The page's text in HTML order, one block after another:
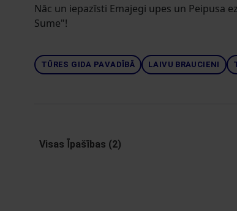
Nāc un iepazīsti Emajegi upes un Peipusa
Sume"!
TŪRES GIDA PAVADĪBĀ LAIVU BRAUCIENI
Visas Īpašības (2)